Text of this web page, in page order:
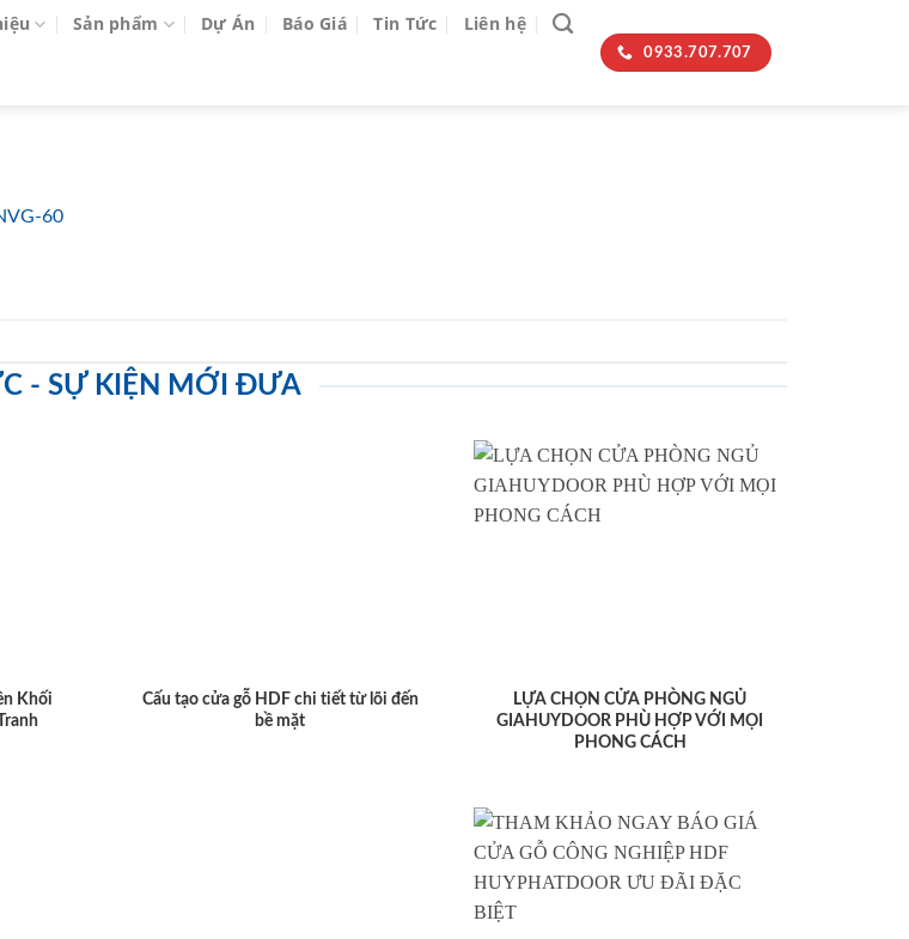
Sản phẩm Dự Án Báo Giá Tin Tức Liên hệ
0933.707.707
60
- SỰ KIỆN MỚI ĐƯA
Khối
Cấu tạo cửa gỗ HDF chi tiết từ lõi đến
bề mặt
LỰA CHỌN CỬA PHÒNG NGỦ
GIAHUYDOOR PHÙ HỢP VỚI MỌI
PHONG CÁCH